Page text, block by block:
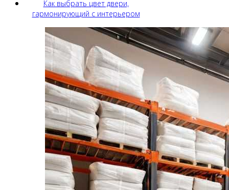
Как выбрать цвет двери,
гармонирующий с интерьером